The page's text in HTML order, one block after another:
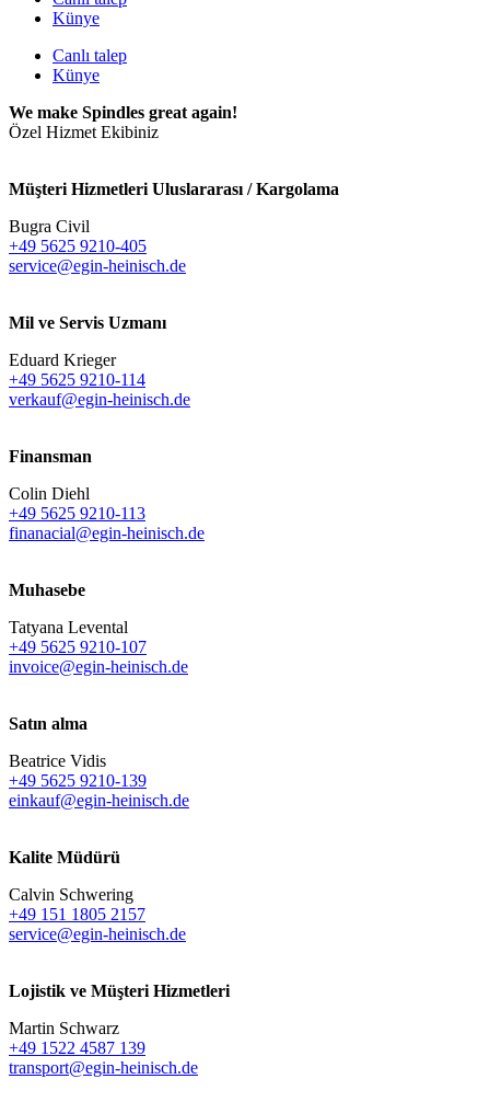
Künye
Canlı talep
Künye
We make Spindles great again!
Özel Hizmet Ekibiniz
Müşteri Hizmetleri Uluslararası / Kargolama
Bugra Civil
+49 5625 9210-405
service@egin-heinisch.de
Mil ve Servis Uzmanı
Eduard Krieger
+49 5625 9210-114
verkauf@egin-heinisch.de
Finansman
Colin Diehl
+49 5625 9210-113
finanacial@egin-heinisch.de
Muhasebe
Tatyana Levental
+49 5625 9210-107
invoice@egin-heinisch.de
Satın alma
Beatrice Vidis
+49 5625 9210-139
einkauf@egin-heinisch.de
Kalite Müdürü
Calvin Schwering
+49 151 1805 2157
service@egin-heinisch.de
Lojistik ve Müşteri Hizmetleri
Martin Schwarz
+49 1522 4587 139
transport@egin-heinisch.de